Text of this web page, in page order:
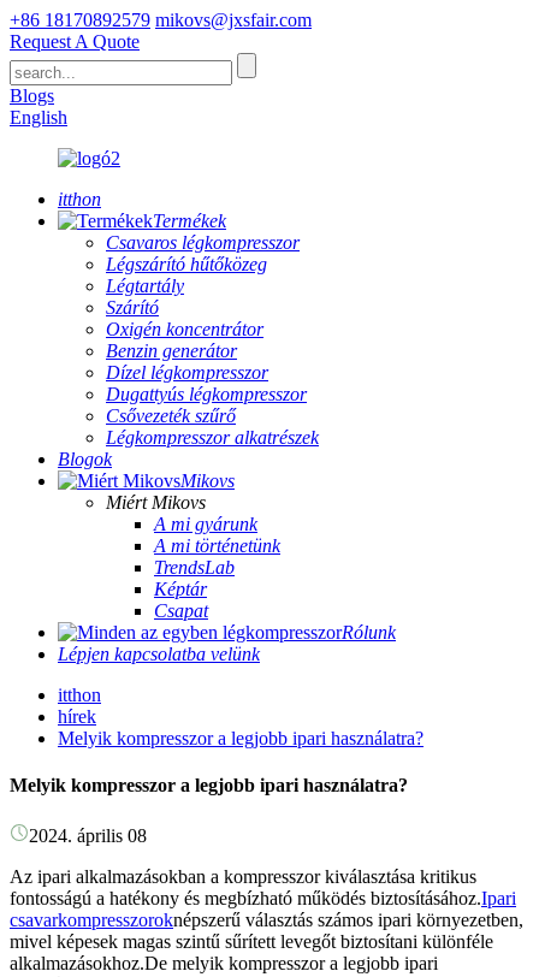
+86 18170892579 mikovs@jxsfair.com
Request A Quote
Blogs
English
itthon
Termékek
Csavaros légkompresszor
Légszárító hűtőközeg
Légtartály
Szárító
Oxigén koncentrátor
Benzin generátor
Dízel légkompresszor
Dugattyús légkompresszor
Csővezeték szűrő
Légkompresszor alkatrészek
Blogok
Mikovs
Miért Mikovs
A mi gyárunk
A mi történetünk
TrendsLab
Képtár
Csapat
Rólunk
Lépjen kapcsolatba velünk
itthon
hírek
Melyik kompresszor a legjobb ipari használatra?
Melyik kompresszor a legjobb ipari használatra?
2024. április 08
Az ipari alkalmazásokban a kompresszor kiválasztása kritikus
fontosságú a hatékony és megbízható működés biztosításához.Ipari
csavarkompresszoroknépszerű választás számos ipari környezetben,
mivel képesek magas szintű sűrített levegőt biztosítani különféle
alkalmazásokhoz.De melyik kompresszor a legjobb ipari